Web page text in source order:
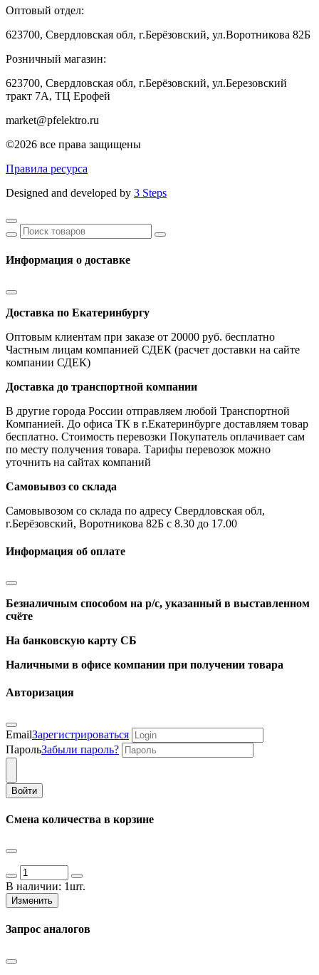
Оптовый отдел:
623700, Свердловская обл, г.Берёзовский, ул.Воротникова 82Б
Розничный магазин:
623700, Свердловская обл, г.Берёзовский, ул.Березовский
тракт 7А, ТЦ Ерофей
market@pfelektro.ru
©2026 все права защищены
Правила ресурса
Designed and developed by 3 Steps
Информация о доставке
Доставка по Екатеринбургу
Оптовым клиентам при заказе от 20000 руб. бесплатно
Частным лицам компанией СДЕК (расчет доставки на сайте
компании СДЕК)
Доставка до транспортной компании
В другие города России отправляем любой Транспортной
Компанией. До офиса ТК в г.Екатеринбурге доставляем товар
бесплатно. Стоимость перевозки Покупатель оплачивает сам
по месту получения товара. Тарифы перевозок можно
уточнить на сайтах компаний
Самовывоз со склада
Самовывозом со склада по адресу Свердловская обл,
г.Берёзовский, Воротникова 82Б с 8.30 до 17.00
Информация об оплате
Безналичным способом на р/с, указанный в выставленном
счёте
На банковскую карту СБ
Наличными в офисе компании при получении товара
Авторизация
EmailЗарегистрироваться
ПарольЗабыли пароль?
Войти
Смена количества в корзине
В наличии: 1шт.
Изменить
Запрос аналогов